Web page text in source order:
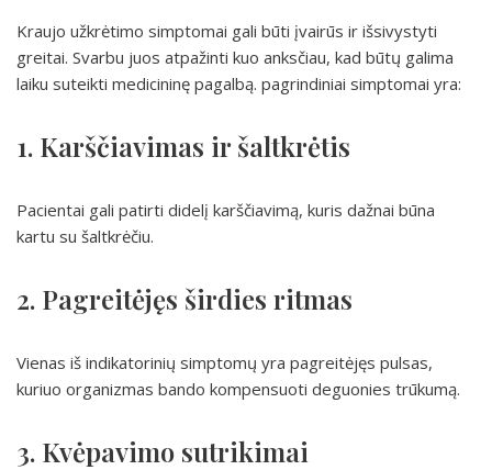
Kraujo užkrėtimo simptomai gali būti įvairūs ir išsivystyti
greitai. Svarbu juos atpažinti kuo anksčiau, kad būtų galima
laiku suteikti medicininę pagalbą. pagrindiniai simptomai yra:
1. Karščiavimas ir šaltkrėtis
Pacientai gali patirti didelį karščiavimą, kuris dažnai būna
kartu su šaltkrėčiu.
2. Pagreitėjęs širdies ritmas
Vienas iš indikatorinių simptomų yra pagreitėjęs pulsas,
kuriuo organizmas bando kompensuoti deguonies trūkumą.
3. Kvėpavimo sutrikimai